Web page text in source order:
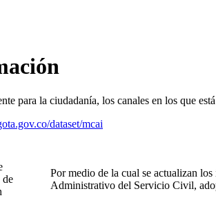
para la ciudadanía, los canales en los que
dataset/mcai
de
Por medio de la cual se actualizan
Administrativo del Servicio Civil,